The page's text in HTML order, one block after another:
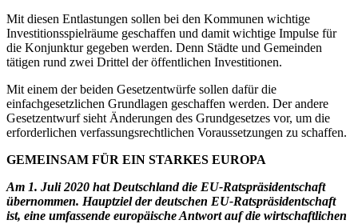
Mit diesen Entlastungen sollen bei den Kommunen wichtige
Investitionsspielräume geschaffen und damit wichtige Impulse für
die Konjunktur gegeben werden. Denn Städte und Gemeinden
tätigen rund zwei Drittel der öffentlichen Investitionen.
Mit einem der beiden Gesetzentwürfe sollen dafür die
einfachgesetzlichen Grundlagen geschaffen werden. Der andere
Gesetzentwurf sieht Änderungen des Grundgesetzes vor, um die
erforderlichen verfassungsrechtlichen Voraussetzungen zu schaffen.
GEMEINSAM FÜR EIN STARKES EUROPA
Am 1. Juli 2020 hat Deutschland die EU-Ratspräsidentschaft
übernommen. Hauptziel der deutschen EU-Ratspräsidentschaft
ist, eine umfassende europäische Antwort auf die wirtschaftlichen